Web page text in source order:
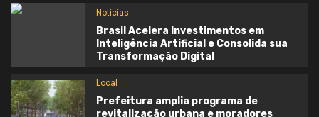
Notícias
Brasil Acelera Investimentos em
Inteligência Artificial e Consolida sua
Transformação Digital
Local
Prefeitura amplia programa de
revitalização urbana e moradores